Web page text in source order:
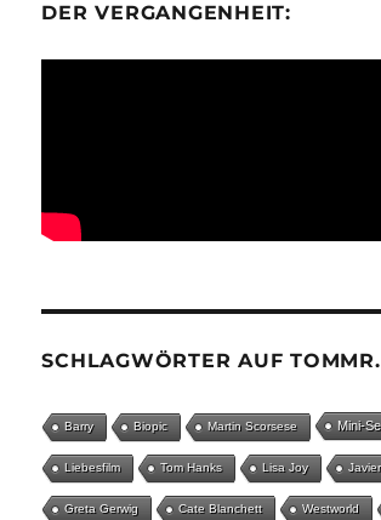
ER VERGANGENHEIT:
SCHLAGWÖRTER AUF
Barry Biopic Martin Scorsese Mini-
Liebesfilm Tom Hanks Lisa Joy
Greta Gerwig Cate Blanchett Westworld